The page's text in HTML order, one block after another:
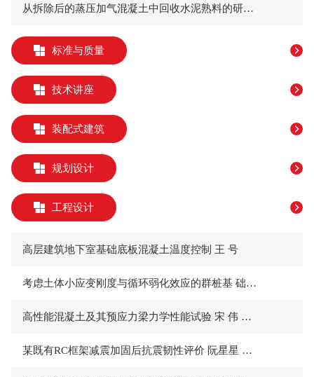
从拆除后的蒸压加气混凝土中回收水泥熟料的研究 苗振伟 李玉明
标准与质量
技术讲座
装配式建筑
规划设计
工程设计
高层建筑地下室基础底板混凝土温度控制 王 号
考虑土体小应变刚度与循环弱化效应的群桩基 础动力响应及变形特性研究 王 东
高性能混凝土及其预应力梁力学性能试验 宋 伟 张凯轩
某既有RC框架减震加固后抗震韧性评价 阮星星 周 升 王 波